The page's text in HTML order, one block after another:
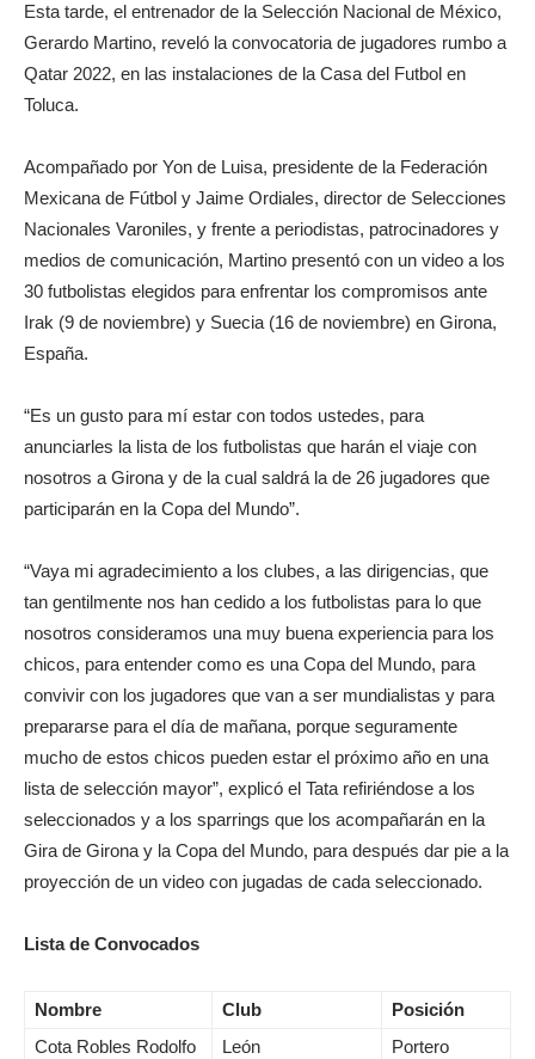
Esta tarde, el entrenador de la Selección Nacional de México,
Gerardo Martino, reveló la convocatoria de jugadores rumbo a
Qatar 2022, en las instalaciones de la Casa del Futbol en
Toluca.
Acompañado por Yon de Luisa, presidente de la Federación
Mexicana de Fútbol y Jaime Ordiales, director de Selecciones
Nacionales Varoniles, y frente a periodistas, patrocinadores y
medios de comunicación, Martino presentó con un video a los
30 futbolistas elegidos para enfrentar los compromisos ante
Irak (9 de noviembre) y Suecia (16 de noviembre) en Girona,
España.
“Es un gusto para mí estar con todos ustedes, para
anunciarles la lista de los futbolistas que harán el viaje con
nosotros a Girona y de la cual saldrá la de 26 jugadores que
participarán en la Copa del Mundo”.
“Vaya mi agradecimiento a los clubes, a las dirigencias, que
tan gentilmente nos han cedido a los futbolistas para lo que
nosotros consideramos una muy buena experiencia para los
chicos, para entender como es una Copa del Mundo, para
convivir con los jugadores que van a ser mundialistas y para
prepararse para el día de mañana, porque seguramente
mucho de estos chicos pueden estar el próximo año en una
lista de selección mayor”, explicó el Tata refiriéndose a los
seleccionados y a los sparrings que los acompañarán en la
Gira de Girona y la Copa del Mundo, para después dar pie a la
proyección de un video con jugadas de cada seleccionado.
Lista de Convocados
Nombre Club
Posición
Cota Robles Rodolfo
León
Portero